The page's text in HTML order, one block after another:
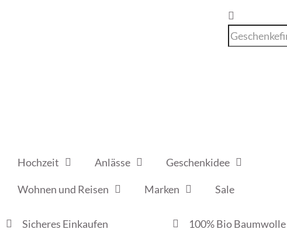
Hochzeit Anlässe Geschenkidee
Wohnen und Reisen Marken Sale
Sicheres Einkaufen 100% Bio Baumwolle